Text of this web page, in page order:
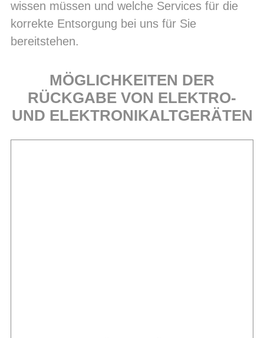
wissen müssen und welche Services für die
korrekte Entsorgung bei uns für Sie
bereitstehen.
MÖGLICHKEITEN DER
RÜCKGABE VON ELEKTRO-
UND ELEKTRONIKALTGERÄTEN